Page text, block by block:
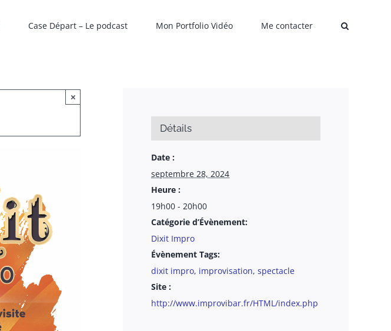
Case Départ – Le podcast Mon Portfolio Vidéo Me contacter
×
Détails
Date :
septembre 28, 2024
Heure :
19h00 - 20h00
Catégorie d’Évènement:
Dixit Impro
Évènement Tags:
dixit impro, improvisation, spectacle
Site :
http://www.improvibar.fr/HTML/index.php